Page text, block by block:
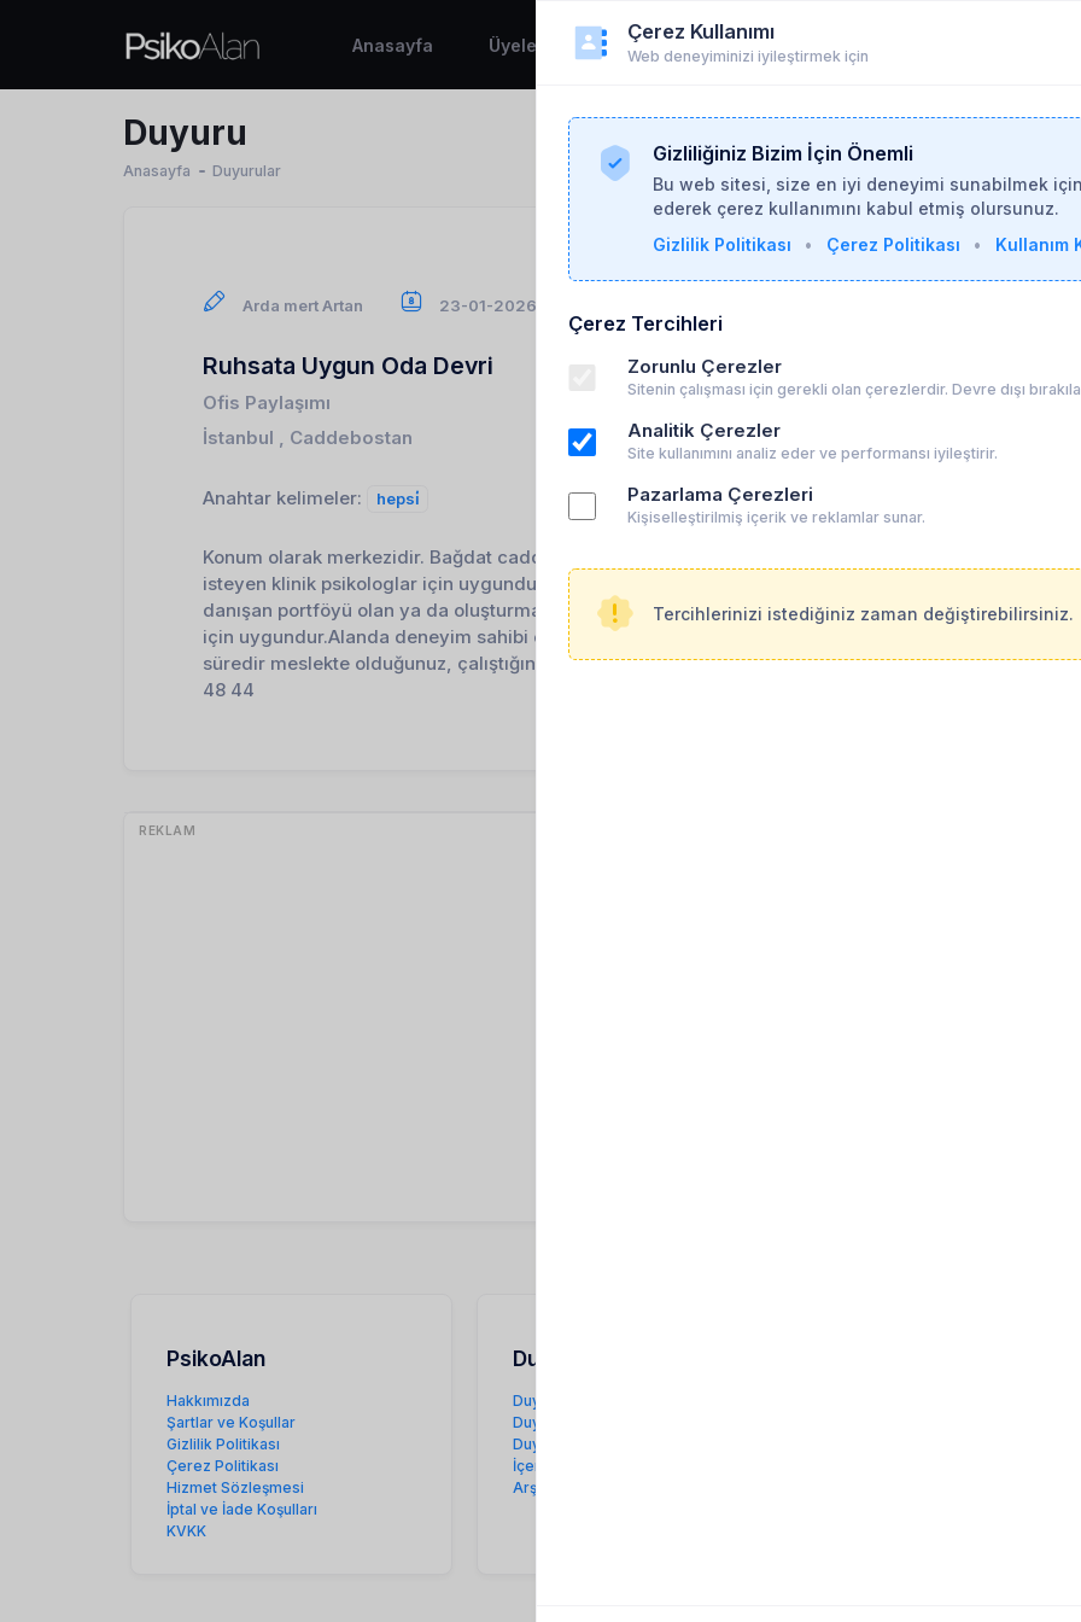
Anasayfa Üyeler Duyurular Yardım
Duyuru
Anasayfa Duyurular
Arda mert Artan 23-01-2026
Ruhsata Uygun Oda Devri
Ofis Paylaşımı
İstanbul , Caddebostan
Anahtar kelimeler: hepsi̇
Konum olarak merkezidir. Bağdat caddesi üstündedir. Oda eşyalıdır. Ofisini taşımak isteyen, kendi
isteyen klinik psikologlar için uygundur.Ruhsata uygundur.Gelecek psikolog ile anlaşma
danışan portföyü olan ya da oluşturma aşamasında olan, taşınmak isteyen psikologlar için
için uygundur.Alanda deneyim sahibi olması belli ekolde uzmanlaşması gerekmektedir.Lütfen
süredir meslekte olduğunuz, çalıştığınız ekol, danışan portföyünüz olup olmadığını yazmanızı rica
48 44
REKLAM
PsikoAlan
Hakkımızda
Şartlar ve Koşullar
Gizlilik Politikası
Çerez Politikası
Hizmet Sözleşmesi
İptal ve İade Koşulları
KVKK
Duyurular
Duyurular
Duyuru Gönder
Duyuru Kuralları
İçerik ve Moderasyon Politikası
Arşiv
Çerez Kullanımı
Web deneyiminizi iyileştirmek için
Gizliliğiniz Bizim İçin Önemli
Bu web sitesi, size en iyi deneyimi sunabilmek
ederek çerez kullanımını kabul etmiş olursunuz.
Gizlilik Politikası
• Çerez Politikası • Kullanım
Çerez Tercihleri
Zorunlu Çerezler
Sitenin çalışması için gerekli olan çerezlerdir. Devre dışı
Analitik Çerezler
Site kullanımını analiz eder ve performansı iyileştirir.
Pazarlama Çerezleri
Kişiselleştirilmiş içerik ve reklamlar sunar.
Tercihlerinizi istediğiniz zaman değiştirebilirsiniz.